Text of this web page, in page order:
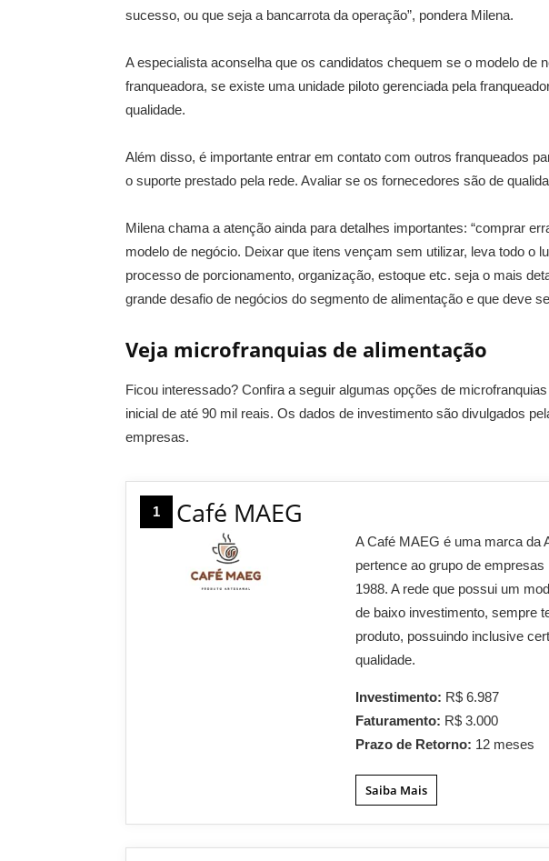
sucesso, ou que seja a bancarrota da operação”, pondera Milena.
A especialista aconselha que os candidatos chequem se o modelo de
franqueadora, se existe uma unidade piloto gerenciada pela
qualidade.
Além disso, é importante entrar em contato com outros franqueados
o suporte prestado pela rede. Avaliar se os fornecedores são de
Milena chama a atenção ainda para detalhes importantes: “comprar
modelo de negócio. Deixar que itens vençam sem utilizar, leva todo o
processo de porcionamento, organização, estoque etc. seja o mais
grande desafio de negócios do segmento de alimentação e que deve
Veja microfranquias de alimentação
Ficou interessado? Confira a seguir algumas opções de
inicial de até 90 mil reais. Os dados de investimento são divulgados
empresas.
1 Café MAEG
A Café MAEG é uma marca da
pertence ao grupo de
1988. A rede que possui um
de baixo investimento, sempre
produto, possuindo inclusive
qualidade.
Investimento: R$ 6.987
Faturamento: R$ 3.000
Prazo de Retorno: 12 meses
Saiba Mais